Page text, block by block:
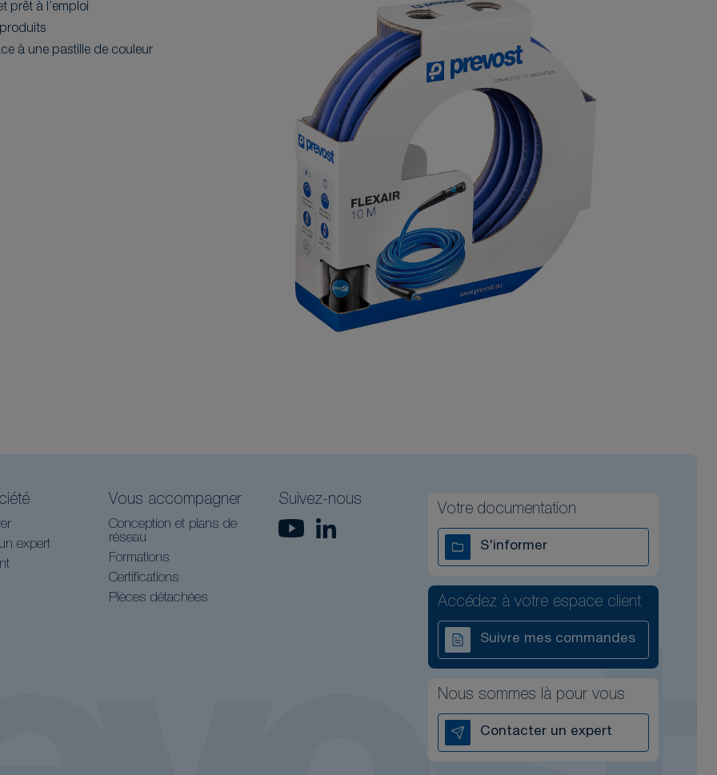
prêt à l’emploi
à une pastille de couleur
expert
Vous accompagner
Conception et plans de
réseau
Formations
Certifications
Pièces détachées
Suivez-nous
Votre documentation
S'informer
Accédez à votre espace client
Suivre mes commandes
Nous sommes là pour vous
Contacter un expert